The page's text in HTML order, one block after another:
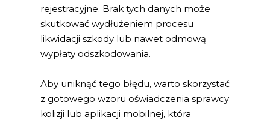
rejestracyjne. Brak tych danych może
skutkować wydłużeniem procesu
likwidacji szkody lub nawet odmową
wypłaty odszkodowania.
Aby uniknąć tego błędu, warto skorzystać
z gotowego wzoru oświadczenia sprawcy
kolizji lub aplikacji mobilnej, która